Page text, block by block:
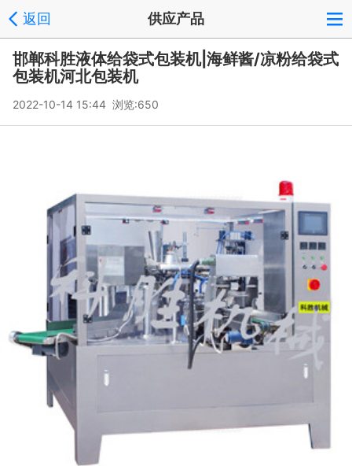
返回 供应产品
邯郸科胜液体给袋式包装机|海鲜酱/凉粉给袋式
包装机河北包装机
2022-10-14 15:44 浏览:650